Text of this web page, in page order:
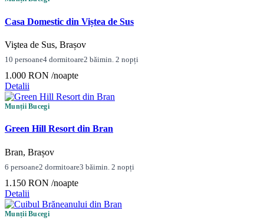
Casa Domestic din Viștea de Sus
Viştea de Sus, Brașov
10 persoane4 dormitoare2 băimin. 2 nopți
1.000 RON /noapte
Detalii
Munții Bucegi
Green Hill Resort din Bran
Bran, Brașov
6 persoane2 dormitoare3 băimin. 2 nopți
1.150 RON /noapte
Detalii
Munții Bucegi